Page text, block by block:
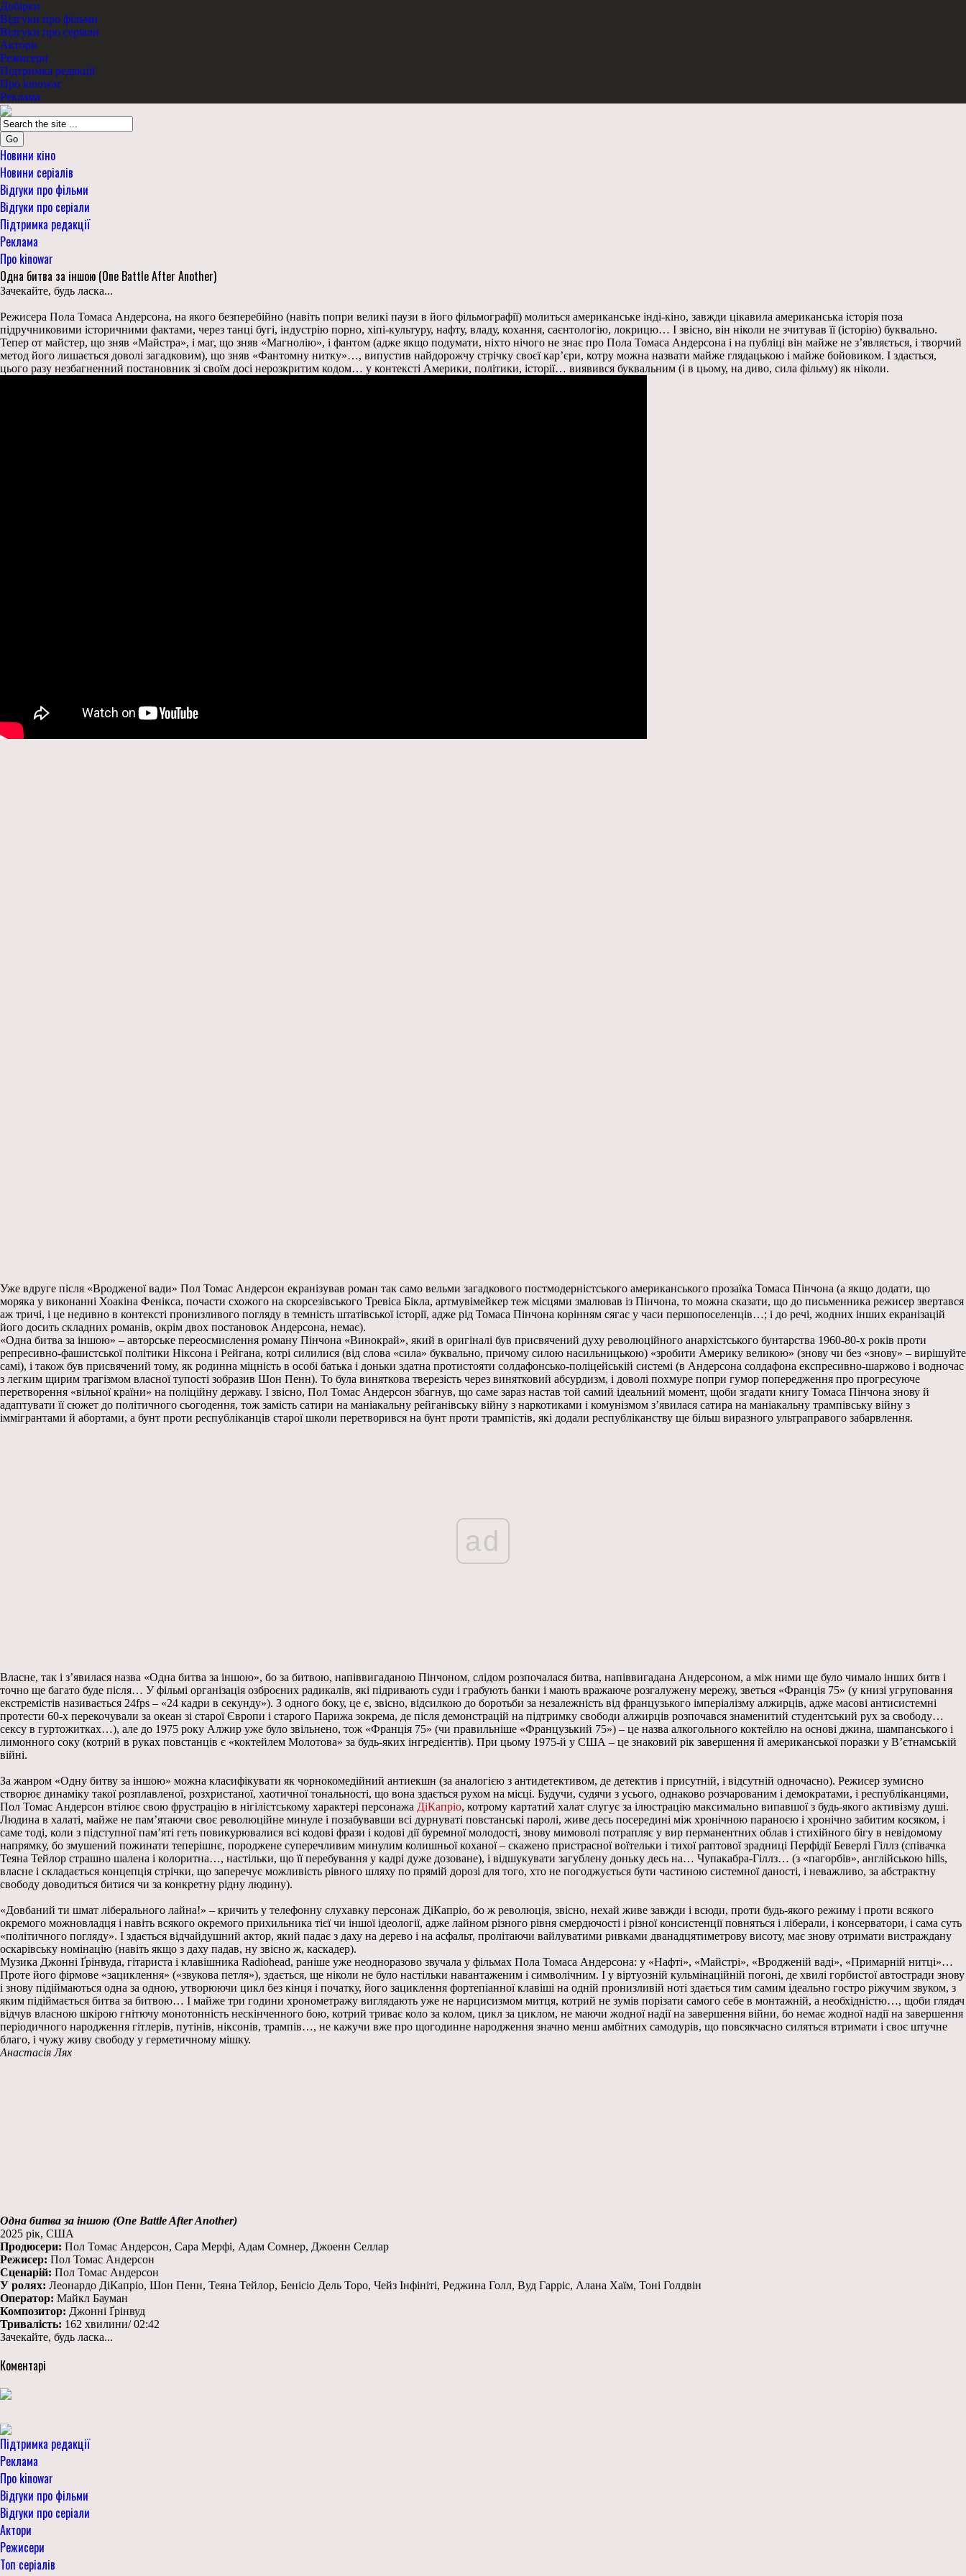
Добірки
Відгуки про фільми
Відгуки про серіали
Актори
Режисери
Підтримка редакції
Про kinowar
Реклама
Go
Новини кіно
Новини серіалів
Відгуки про фільми
Відгуки про серіали
Підтримка редакції
Реклама
Про kinowar
Одна битва за іншою (One Battle After Another)
Зачекайте, будь ласка...
Режисера Пола Томаса Андерсона, на якого безперебійно (навіть попри великі паузи в його фільмографії) молиться американське інді-кіно, завжди цікавила американська історія поза
підручниковими історичними фактами, через танці бугі, індустрію порно, хіпі-культуру, нафту, владу, кохання, саєнтологію, локрицю… І звісно, він ніколи не зчитував її (історію) буквально.
Тепер от майстер, що зняв «Майстра», і маг, що зняв «Магнолію», і фантом (адже якщо подумати, ніхто нічого не знає про Пола Томаса Андерсона і на публіці він майже не з’являється, і творчий
метод його лишається доволі загадковим), що зняв «Фантомну нитку»…, випустив найдорожчу стрічку своєї кар’єри, котру можна назвати майже глядацькою і майже бойовиком. І здається,
цього разу незбагненний постановник зі своїм досі нерозкритим кодом… у контексті Америки, політики, історії… виявився буквальним (і в цьому, на диво, сила фільму) як ніколи.
Уже вдруге після «Вродженої вади» Пол Томас Андерсон екранізував роман так само вельми загадкового постмодерністського американського прозаїка Томаса Пінчона (а якщо додати, що
моряка у виконанні Хоакіна Фенікса, почасти схожого на скорсезівського Тревіса Бікла, артмувімейкер теж місцями змалював із Пінчона, то можна сказати, що до письменника режисер звертався
аж тричі, і це недивно в контексті пронизливого погляду в темність штатівської історії, адже рід Томаса Пінчона корінням сягає у часи першопоселенців…; і до речі, жодних інших екранізацій
його досить складних романів, окрім двох постановок Андерсона, немає).
«Одна битва за іншою» – авторське переосмислення роману Пінчона «Винокрай», який в оригіналі був присвячений духу революційного анархістського бунтарства 1960-80-х років проти
репресивно-фашистської політики Ніксона і Рейгана, котрі силилися (від слова «сила» буквально, причому силою насильницькою) «зробити Америку великою» (знову чи без «знову» – вирішуйте
самі), і також був присвячений тому, як родинна міцність в особі батька і доньки здатна протистояти солдафонсько-поліцейській системі (в Андерсона солдафона експресивно-шаржово і водночас
з легким щирим трагізмом власної тупості зобразив Шон Пенн). То була виняткова тверезість через винятковий абсурдизм, і доволі похмуре попри гумор попередження про прогресуюче
перетворення «вільної країни» на поліційну державу. І звісно, Пол Томас Андерсон збагнув, що саме зараз настав той самий ідеальний момент, щоби згадати книгу Томаса Пінчона знову й
адаптувати її сюжет до політичного сьогодення, тож замість сатири на маніакальну рейганівську війну з наркотиками і комунізмом з’явилася сатира на маніакальну трампівську війну з
іммігрантами й абортами, а бунт проти республіканців старої школи перетворився на бунт проти трампістів, які додали республіканству ще більш виразного ультраправого забарвлення.
ad
Власне, так і з’явилася назва «Одна битва за іншою», бо за битвою, напіввигаданою Пінчоном, слідом розпочалася битва, напіввигадана Андерсоном, а між ними ще було чимало інших битв і
точно ще багато буде після… У фільмі організація озброєних радикалів, які підривають суди і грабують банки і мають вражаюче розгалужену мережу, зветься «Франція 75» (у книзі угруповання
екстремістів називається 24fps – «24 кадри в секунду»). З одного боку, це є, звісно, відсилкою до боротьби за незалежність від французького імперіалізму алжирців, адже масові антисистемні
протести 60-х перекочували за океан зі старої Європи і старого Парижа зокрема, де після демонстрацій на підтримку свободи алжирців розпочався знаменитий студентський рух за свободу…
сексу в гуртожитках…), але до 1975 року Алжир уже було звільнено, тож «Франція 75» (чи правильніше «Французький 75») – це назва алкогольного коктейлю на основі джина, шампанського і
лимонного соку (котрий в руках повстанців є «коктейлем Молотова» за будь-яких інгредієнтів). При цьому 1975-й у США – це знаковий рік завершення й американської поразки у В’єтнамській
війні.
За жанром «Одну битву за іншою» можна класифікувати як чорнокомедійний антиекшн (за аналогією з антидетективом, де детектив і присутній, і відсутній одночасно). Режисер зумисно
створює динаміку такої розплавленої, розхристаної, хаотичної тональності, що вона здається рухом на місці. Будучи, судячи з усього, однаково розчарованим і демократами, і республіканцями,
Пол Томас Андерсон втілює свою фрустрацію в нігілістському характері персонажа ДіКапріо, котрому картатий халат слугує за ілюстрацію максимально випавшої з будь-якого активізму душі.
Людина в халаті, майже не пам’ятаючи своє революційне минуле і позабувавши всі дурнуваті повстанські паролі, живе десь посередині між хронічною параноєю і хронічно забитим косяком, і
саме тоді, коли з підступної пам’яті геть повикурювалися всі кодові фрази і кодові дії буремної молодості, знову мимоволі потрапляє у вир перманентних облав і стихійного бігу в невідомому
напрямку, бо змушений пожинати теперішнє, породжене суперечливим минулим колишньої коханої – скажено пристрасної воїтельки і тихої раптової зрадниці Перфідії Беверлі Гіллз (співачка
Теяна Тейлор страшно шалена і колоритна…, настільки, що її перебування у кадрі дуже дозоване), і відшукувати загублену доньку десь на… Чупакабра-Гіллз… (з «пагорбів», англійською hills,
власне і складається концепція стрічки, що заперечує можливість рівного шляху по прямій дорозі для того, хто не погоджується бути частиною системної даності, і неважливо, за абстрактну
свободу доводиться битися чи за конкретну рідну людину).
«Довбаний ти шмат ліберального лайна!» – кричить у телефонну слухавку персонаж ДіКапріо, бо ж революція, звісно, нехай живе завжди і всюди, проти будь-якого режиму і проти всякого
окремого можновладця і навіть всякого окремого прихильника тієї чи іншої ідеології, адже лайном різного рівня смердючості і різної консистенції повняться і ліберали, і консерватори, і сама суть
«політичного погляду». І здається відчайдушний актор, який падає з даху на дерево і на асфальт, пролітаючи вайлуватими ривками дванадцятиметрову висоту, має знову отримати вистраждану
оскарівську номінацію (навіть якщо з даху падав, ну звісно ж, каскадер).
Музика Джонні Ґрінвуда, гітариста і клавішника Radiohead, раніше уже неодноразово звучала у фільмах Пола Томаса Андерсона: у «Нафті», «Майстрі», «Вродженій ваді», «Примарній нитці»…
Проте його фірмове «зациклення» («звукова петля»), здається, ще ніколи не було настільки навантаженим і символічним. І у віртуозній кульмінаційній погоні, де хвилі горбистої автостради знову
і знову підіймаються одна за одною, утворюючи цикл без кінця і початку, його зациклення фортепіанної клавіші на одній пронизливій ноті здається тим самим ідеально гостро ріжучим звуком, з
яким підіймається битва за битвою… І майже три години хронометражу виглядають уже не нарцисизмом митця, котрий не зумів порізати самого себе в монтажній, а необхідністю…, щоби глядач
відчув власною шкірою гнітючу монотонність нескінченного бою, котрий триває коло за колом, цикл за циклом, не маючи жодної надії на завершення війни, бо немає жодної надії на завершення
періодичного народження гітлерів, путінів, ніксонів, трампів…, не кажучи вже про щогодинне народження значно менш амбітних самодурів, що повсякчасно силяться втримати і своє штучне
благо, і чужу живу свободу у герметичному мішку.
Анастасія Лях
Одна битва за іншою (One Battle After Another)
2025 рік, США
Продюсери: Пол Томас Андерсон, Сара Мерфі, Адам Сомнер, Джоенн Селлар
Режисер: Пол Томас Андерсон
Сценарій: Пол Томас Андерсон
У ролях: Леонардо ДіКапріо, Шон Пенн, Теяна Тейлор, Бенісіо Дель Торо, Чейз Інфініті, Реджина Голл, Вуд Гарріс, Алана Хаїм, Тоні Голдвін
Оператор: Майкл Бауман
Композитор: Джонні Ґрінвуд
Тривалість: 162 хвилини/ 02:42
Зачекайте, будь ласка...
Коментарі
Підтримка редакції
Реклама
Про kinowar
Відгуки про фільми
Відгуки про серіали
Актори
Режисери
Топ серіалів